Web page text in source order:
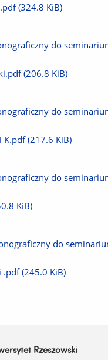
(324.8 KiB)
do
(206.8 KiB)
do
K.pdf (217.6 KiB)
do
KiB)
do
.pdf (245.0 KiB)
Rzeszowski